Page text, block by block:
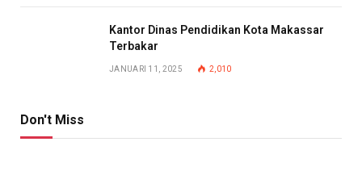
Kantor Dinas Pendidikan Kota Makassar
Terbakar
JANUARI 11, 2025 2,010
Don't Miss